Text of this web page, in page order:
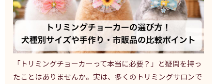
「トリミングチョーカーって本当に必要？」と疑問を持っ
たことはありませんか。実は、多くのトリミングサロンで